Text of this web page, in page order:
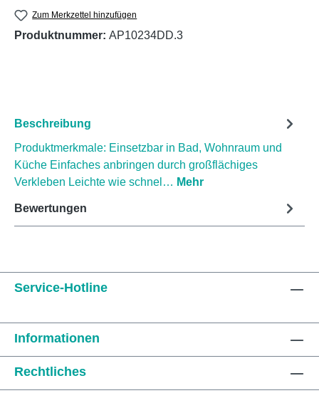
Zum Merkzettel hinzufügen
Produktnummer: AP10234DD.3
Beschreibung
Produktmerkmale: Einsetzbar in Bad, Wohnraum und
Küche Einfaches anbringen durch großflächiges
Verkleben Leichte wie schnel… Mehr
Bewertungen
Service-Hotline
Informationen
Rechtliches